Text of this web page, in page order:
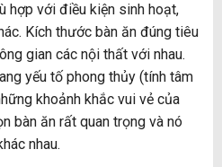
hợp với điều kiện sinh hoạt,
Kích thước bàn ăn đúng tiêu
gian các nội thất với nhau.
yếu tố phong thủy (tính tâm
khoảnh khắc vui vẻ của
bàn ăn rất quan trọng và nó
nhau.